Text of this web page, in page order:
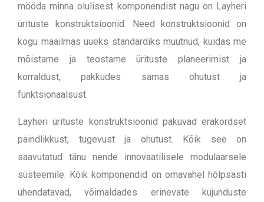
mööda minna olulisest komponendist nagu on Layheri
ürituste konstruktsioonid. Need konstruktsioonid on
kogu maailmas uueks standardiks muutnud, kuidas me
mõistame ja teostame ürituste planeerimist ja
korraldust, pakkudes samas ohutust ja
funktsionaalsust.
Layheri ürituste konstruktsioonid pakuvad erakordset
paindlikkust, tugevust ja ohutust. Kõik see on
saavutatud tänu nende innovaatilisele modulaarsele
süsteemile. Kõik komponendid on omavahel hõlpsasti
ühendatavad, võimaldades erinevate kujunduste